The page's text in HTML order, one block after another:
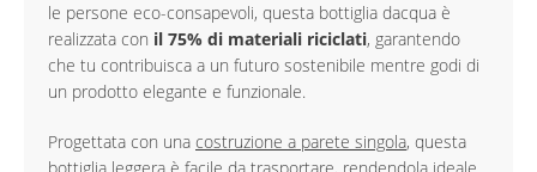
le persone eco-consapevoli, questa bottiglia dacqua è
realizzata con il 75% di materiali riciclati, garantendo
che tu contribuisca a un futuro sostenibile mentre godi di
un prodotto elegante e funzionale.
Progettata con una costruzione a parete singola, questa